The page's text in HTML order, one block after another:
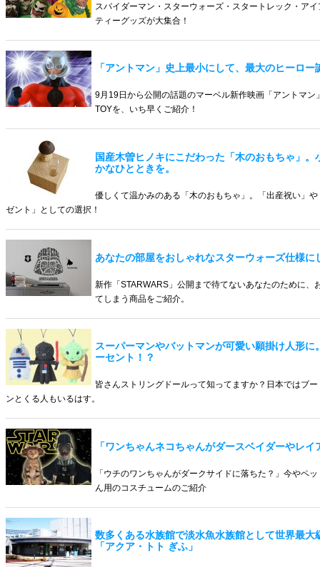
スパイダーマン・スターウォーズ・スタートレック・ア
ティーグッズが大集合！
「アントマン」史上最小にして、最大のヒーロー
9月19日から公開の話題のマーベル新作映画「アントマン
TOYを、いち早くご紹介！
国産木曽ヒノキにこだわった「木のおもちゃ」。
かなひとときを。
優しくて温かみのある「木のおもちゃ」。「出産祝い」
ゼント」としての選択！
あなたの部屋をおしゃれなスターウォーズ仕様に
新作「STARWARS」公開まで待てないあなたのために
てしまう商品をご紹介。
スーパーマンやバットマンが可愛い願掛け人形に
ーセント！？
皆さんストリングドールって知ってますか？日本ではブ
ンとくる人もいるはす。
「ワンちゃんネコちゃんがダースベイダーやレ
「ウチのワンちゃんがダークサイドに落ちた？」今やペ
ん用のコスチュームのご紹介
数多くある水族館で淡水魚水族館として世界最大
「アクア・トト ぎふ」